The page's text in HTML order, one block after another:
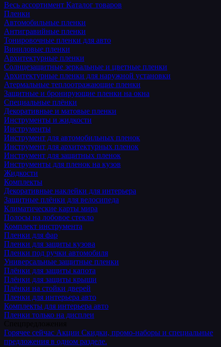
Весь ассортимент Каталог товаров
Пленки
Автомобильные пленки
Антигравийные пленки
Тонировочные пленки для авто
Виниловые пленки
Архитектурные пленки
Солнцезащитные зеркальные и цветные пленки
Архитектурные пленки для наружной установки
Атермальные теплоотражающие пленки
Защитные и бронирующие пленки на окна
Специальные плёнки
Декоративные и матовые пленки
Инструменты и жидкости
Инструменты
Инструмент для автомобильных пленок
Инструмент для архитектурных пленок
Инструмент для защитных пленок
Инструменты для пленок на кузов
Жидкости
Комплекты
Декоративные наклейки для интерьера
Защитные плёнки для велосипеда
Климатические карты мира
Полосы на лобовое стекло
Комплект инструмента
Пленки для фар
Пленки для защиты кузова
Пленки под ручки автомобиля
Универсальные защитные пленки
Плёнки для защиты капота
Плёнки для защиты крыши
Плёнки на стойки дверей
Пленки для интерьера авто
Комплекты для интерьера авто
Пленки только на дисплеи
Горячее сейчас Акции Скидки, промо-наборы и специальные
предложения в одном разделе.